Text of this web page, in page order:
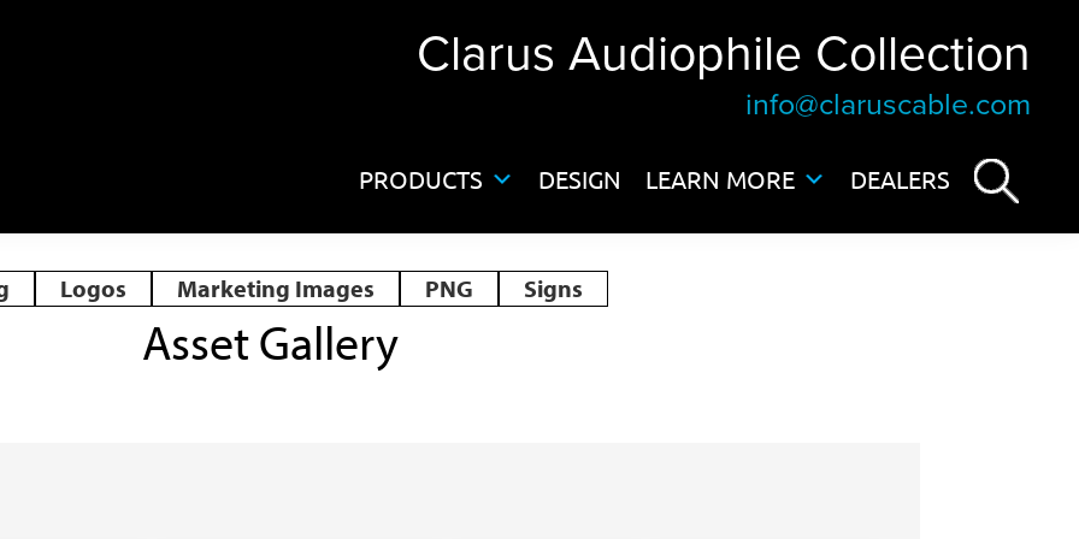
Clarus Audiophile Collection
info@claruscable.com
PRODUCTS DESIGN LEARN MORE DEALERS
Logos Marketing Images PNG Signs
Asset Gallery